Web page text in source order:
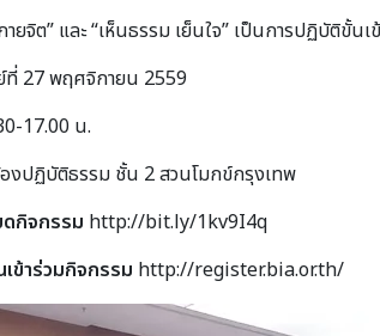
ายจิต” และ “เห็นธรรม เย็นใจ” เป็นการปฏิบัติขั้น
ที่ 27 พฤศจิกายน 2559
17.00 น.
งปฏิบัติธรรม ชั้น 2 สวนโมกข์กรุงเทพ
ดกิจกรรม http://bit.ly/1kv9I4q
เข้าร่วมกิจกรรม http://register.bia.or.th/